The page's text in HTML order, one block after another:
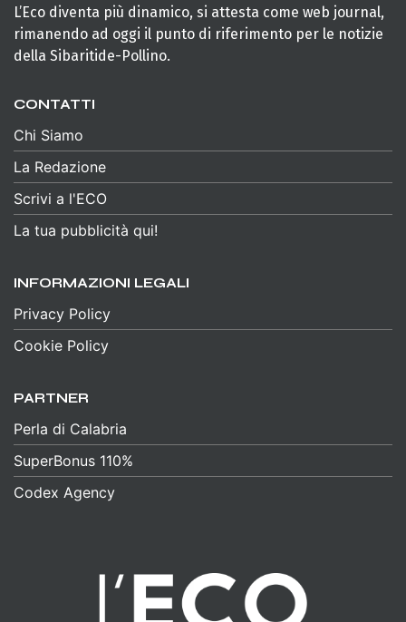
L’Eco diventa più dinamico, si attesta come web journal,
rimanendo ad oggi il punto di riferimento per le notizie
della Sibaritide-Pollino.
CONTATTI
Chi Siamo
La Redazione
Scrivi a l'ECO
La tua pubblicità qui!
INFORMAZIONI LEGALI
Privacy Policy
Cookie Policy
PARTNER
Perla di Calabria
SuperBonus 110%
Codex Agency